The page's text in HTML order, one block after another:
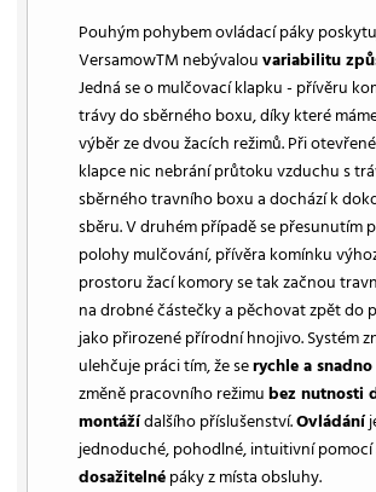
Pouhým pohybem ovládací páky
VersamowTM nebývalouvariabilitu
Jedná se o mulčovací klapku - přívěru
trávy do sběrného boxu, díky které
výběr ze dvou žacích režimů. Při
klapce nic nebrání průtoku vzduchu s
sběrného travního boxu a dochází k
sběru. V druhém případě se přesunutím
polohy mulčování, přívěra komínku
prostoru žací komory se tak začnou
na drobné částečky a pěchovat zpět do
jako přirozené přírodní hnojivo. Systém
ulehčuje práci tím, že serychle a snadno
změně pracovního režimubez nutnosti
montážídalšího příslušenství.Ovládání
jednoduché, pohodlné, intuitivní pomocí
dosažitelnépáky z místa obsluhy.